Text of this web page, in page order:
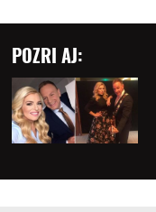
POZRI AJ: